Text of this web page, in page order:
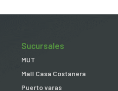
Sucursales
MUT
Mall Casa Costanera
Puerto varas